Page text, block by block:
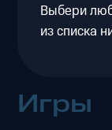
Выбери
из списка
Игры